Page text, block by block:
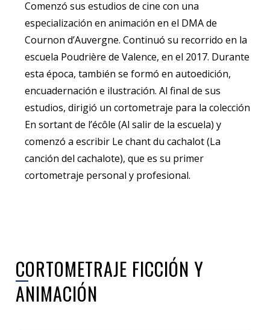
Comenzó sus estudios de cine con una
especialización en animación en el DMA de
Cournon d’Auvergne. Continuó su recorrido en la
escuela Poudrière de Valence, en el 2017. Durante
esta época, también se formó en autoedición,
encuadernación e ilustración. Al final de sus
estudios, dirigió un cortometraje para la colección
En sortant de l’écôle (Al salir de la escuela) y
comenzó a escribir Le chant du cachalot (La
canción del cachalote), que es su primer
cortometraje personal y profesional.
CORTOMETRAJE FICCIÓN Y
ANIMACIÓN